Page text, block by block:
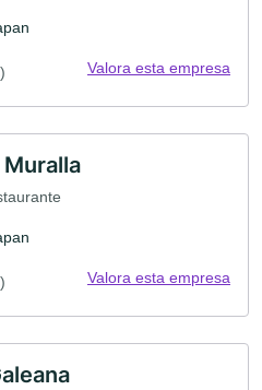
Valora esta empresa
Valora esta empresa